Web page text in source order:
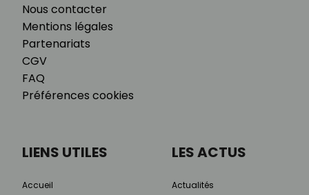
Nous contacter
Mentions légales
Partenariats
CGV
FAQ
Préférences cookies
LIENS UTILES
Accueil
LES ACTUS
Actualités